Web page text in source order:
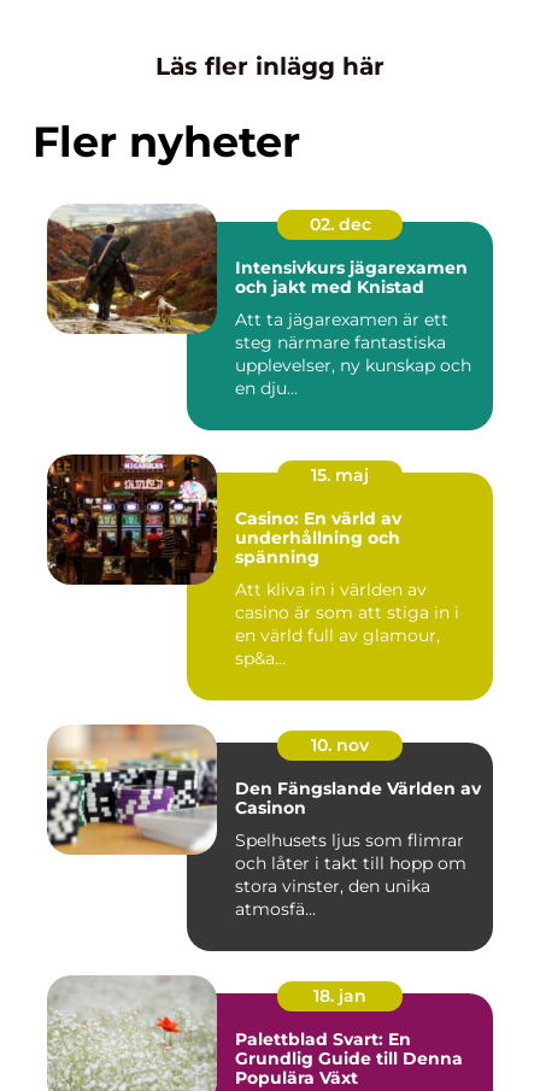
Läs fler inlägg här
Fler nyheter
02. dec
Intensivkurs jägarexamen
och jakt med Knistad
Att ta jägarexamen är ett
steg närmare fantastiska
upplevelser, ny kunskap och
en dju...
15. maj
Casino: En värld av
underhållning och
spänning
Att kliva in i världen av
casino är som att stiga in i
en värld full av glamour,
sp&a...
10. nov
Den Fängslande Världen av
Casinon
Spelhusets ljus som flimrar
och låter i takt till hopp om
stora vinster, den unika
atmosfä...
18. jan
Palettblad Svart: En
Grundlig Guide till Denna
Populära Växt